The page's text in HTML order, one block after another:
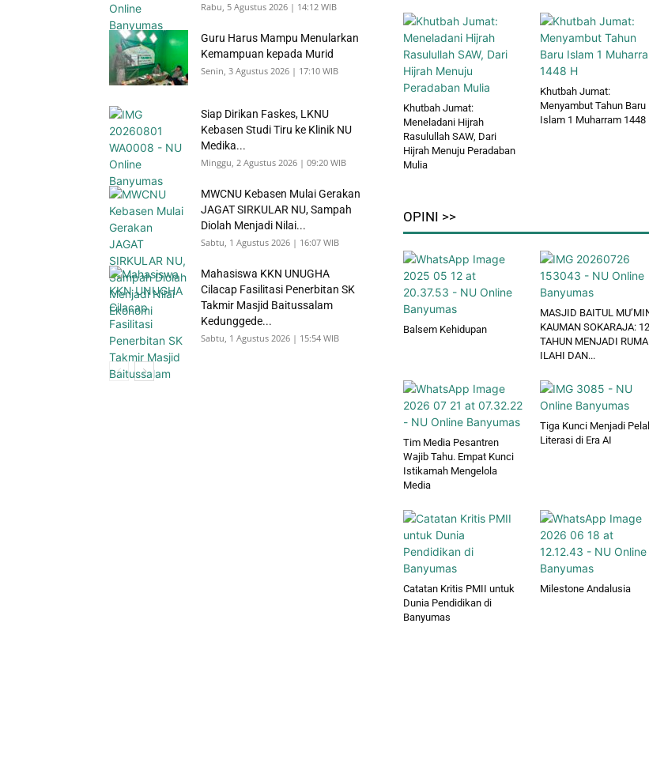
Rabu, 5 Agustus 2026 | 14:12 WIB
Guru Harus Mampu Menularkan
Kemampuan kepada Murid
Senin, 3 Agustus 2026 | 17:10 WIB
Siap Dirikan Faskes, LKNU
Kebasen Studi Tiru ke Klinik NU
Medika...
Minggu, 2 Agustus 2026 | 09:20 WIB
MWCNU Kebasen Mulai Gerakan
JAGAT SIRKULAR NU, Sampah
Diolah Menjadi Nilai...
Sabtu, 1 Agustus 2026 | 16:07 WIB
Mahasiswa KKN UNUGHA
Cilacap Fasilitasi Penerbitan SK
Takmir Masjid Baitussalam
Kedunggede...
Sabtu, 1 Agustus 2026 | 15:54 WIB
Khutbah Jumat:
Meneladani Hijrah
Rasulullah SAW, Dari
Hijrah Menuju Peradaban
Mulia
Khutbah Jumat:
Menyambut Tahun Baru
Islam 1 Muharram 1448
OPINI >>
Balsem Kehidupan
MASJID BAITUL
KAUMAN SOKARAJA:
TAHUN MENJADI
ILAHI DAN...
Tim Media Pesantren
Wajib Tahu. Empat Kunci
Istikamah Mengelola
Media
Tiga Kunci Menjadi
Literasi di Era AI
Catatan Kritis PMII untuk
Dunia Pendidikan di
Banyumas
Milestone Andalusia